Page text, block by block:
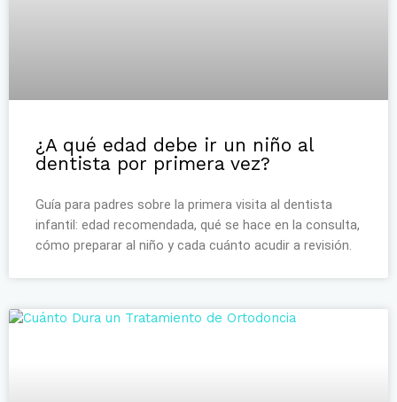
¿A qué edad debe ir un niño al
dentista por primera vez?
Guía para padres sobre la primera visita al dentista
infantil: edad recomendada, qué se hace en la consulta,
cómo preparar al niño y cada cuánto acudir a revisión.